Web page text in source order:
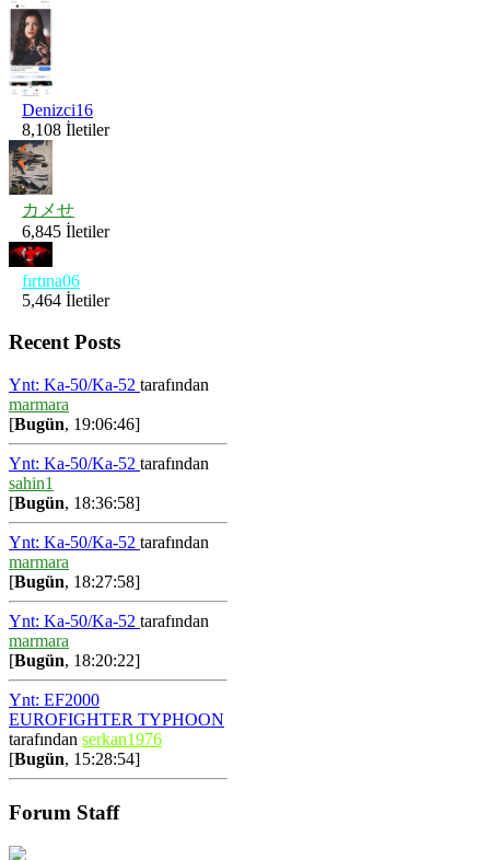
Denizci16
8,108 İletiler
カメせ
6,845 İletiler
fırtına06
5,464 İletiler
Recent Posts
Ynt: Ka-50/Ka-52 tarafından
marmara
[Bugün, 19:06:46]
Ynt: Ka-50/Ka-52 tarafından
sahin1
[Bugün, 18:36:58]
Ynt: Ka-50/Ka-52 tarafından
marmara
[Bugün, 18:27:58]
Ynt: Ka-50/Ka-52 tarafından
marmara
[Bugün, 18:20:22]
Ynt: EF2000
EUROFIGHTER TYPHOON
tarafından serkan1976
[Bugün, 15:28:54]
Forum Staff